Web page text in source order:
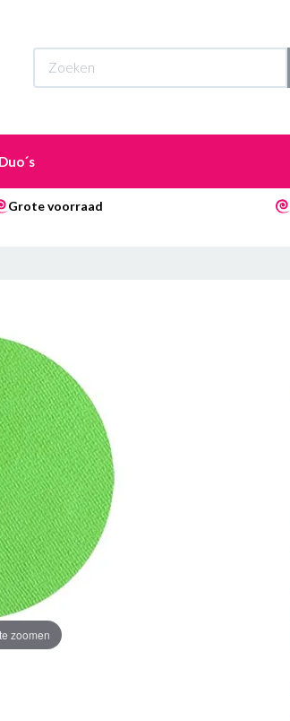
Duo´s
Grote voorraad
zoomen